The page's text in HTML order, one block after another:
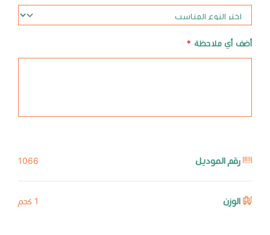
أضف أي ملاحظة *
رقم الموديل 1066
الوزن 1 كجم